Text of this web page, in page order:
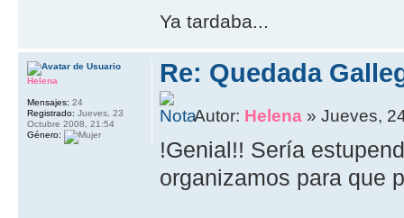
Ya tardaba...
Re: Quedada
Autor: Helena » Jueves,
!Genial!! Sería
organizamos para que
Helena
Mensajes: 24
Registrado: Jueves, 23
Octubre 2008, 21:54
Género: